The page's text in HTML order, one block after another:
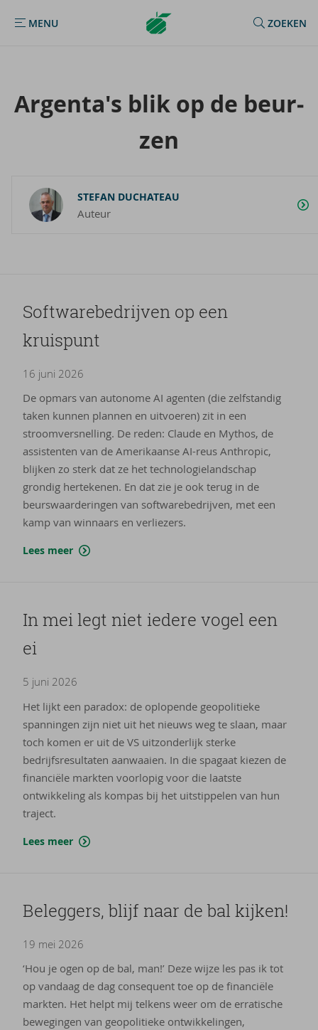
MENU
MENU
Argenta
Homepage
ZOEKEN
Argenta's blik op de beur­
zen
STEFAN DUCHATEAU
Auteur
Soft­wa­re­be­drij­ven op een
kruis­punt
16 juni 2026
De opmars van autonome AI agenten (die zelfstandig
taken kunnen plannen en uitvoeren) zit in een
stroomversnelling. De reden: Claude en Mythos, de
assistenten van de Amerikaanse AI-reus Anthropic,
blijken zo sterk dat ze het technologielandschap
grondig hertekenen. En dat zie je ook terug in de
beurswaarderingen van softwarebedrijven, met een
kamp van winnaars en verliezers.
Lees meer
In mei legt niet ie­de­re vogel een
ei
5 juni 2026
Het lijkt een paradox: de oplopende geopolitieke
spanningen zijn niet uit het nieuws weg te slaan, maar
toch komen er uit de VS uitzonderlijk sterke
bedrijfsresultaten aanwaaien. In die spagaat kiezen de
financiële markten voorlopig voor die laatste
ontwikkeling als kompas bij het uitstippelen van hun
traject.
Lees meer
Be­leg­gers, blijf naar de bal kij­ken!
19 mei 2026
‘Hou je ogen op de bal, man!’ Deze wijze les pas ik tot
op vandaag de dag consequent toe op de financiële
markten. Het helpt mij telkens weer om de erratische
bewegingen van geopolitieke ontwikkelingen,